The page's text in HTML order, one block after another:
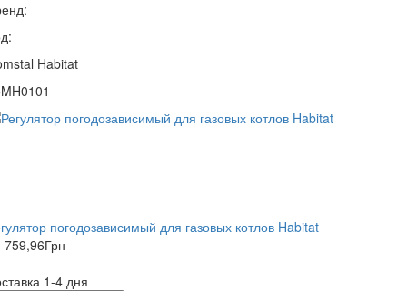
Habitat
погодозависимый для газовых котлов Habitat
759,96Грн
1-4 дня